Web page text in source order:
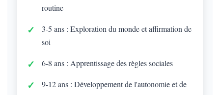
routine
3-5 ans : Exploration du monde et affirmation de
soi
6-8 ans : Apprentissage des règles sociales
9-12 ans : Développement de l'autonomie et de